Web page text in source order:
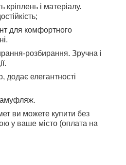
кріплень і матеріалу.
для комфортного
розбирання. Зручна і
додає елегантності
ви можете купити без
у ваше місто (оплата на